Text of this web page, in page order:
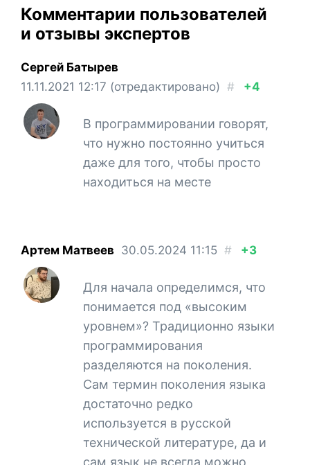
Комментарии пользователей
и отзывы экспертов
Сергей Батырев
11.11.2021 12:17 (отредактировано) # +4
В программировании говорят,
что нужно постоянно учиться
даже для того, чтобы просто
находиться на месте
Артем Матвеев 30.05.2024 11:15 # +3
Для начала определимся, что
понимается под «высоким
уровнем»? Традиционно языки
программирования
разделяются на поколения.
Сам термин поколения языка
достаточно редко
используется в русской
технической литературе, да и
сам язык не всегда можно